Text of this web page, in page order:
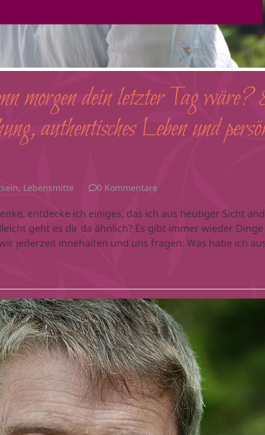
morgen dein letzter Tag wäre?
authentisches Leben und
, Lebensmitte 0 Kommentare
entdecke ich einiges, das ich aus heutiger Sicht
geht es dir da ähnlich? Es gibt immer wieder
jederzeit innehalten und uns fragen: Was habe ich